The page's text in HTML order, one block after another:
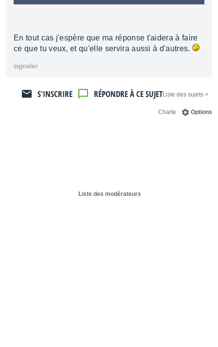
En tout cas j'espère que ma réponse t'aidera à faire
ce que tu veux, et qu'elle servira aussi à d'autres.
signaler
< Liste des sujets
RÉPONDRE À CE SUJET
S'INSCRIRE
Options
Charte
Liste des modérateurs